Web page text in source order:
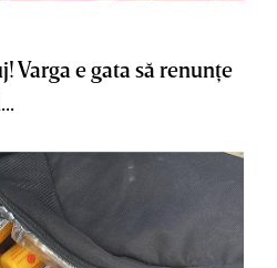
Varga e gata să renunţe